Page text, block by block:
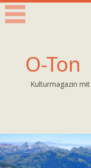
O-Ton
Kulturmagazin